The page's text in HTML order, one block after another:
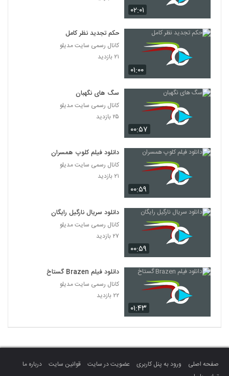
۰۲:۰۱
۰۱:۰۰
حکم تجدید نظر کامل
کانال رسمی سایت مدیلو
۲۱ بازدید
۰۰:۵۷
سگ های نگهبان
کانال رسمی سایت مدیلو
۲۵ بازدید
۰۰:۵۹
دانلود فیلم کلوپ همسران
کانال رسمی سایت مدیلو
۲۱ بازدید
۰۰:۵۹
دانلود سریال نارگیل رایگان
کانال رسمی سایت مدیلو
۲۷ بازدید
۰۱:۴۳
دانلود فیلم Brazen گستاخ
کانال رسمی سایت مدیلو
۲۲ بازدید
صفحه اصلی ورود به پنل کاربری عضویت در سایت قوانین سایت
درباره ما